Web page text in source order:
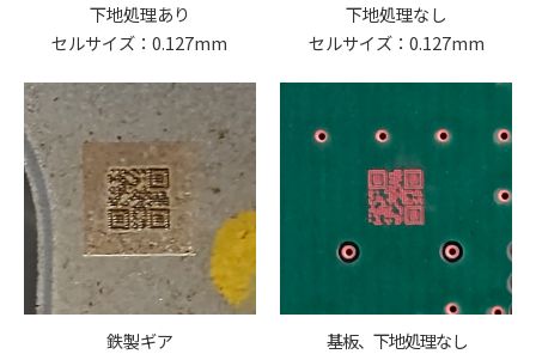
下地処理あり
セルサイズ：0.127mm
下地処理なし
セルサイズ：0.127mm
鉄製ギア
基板、下地処理なし